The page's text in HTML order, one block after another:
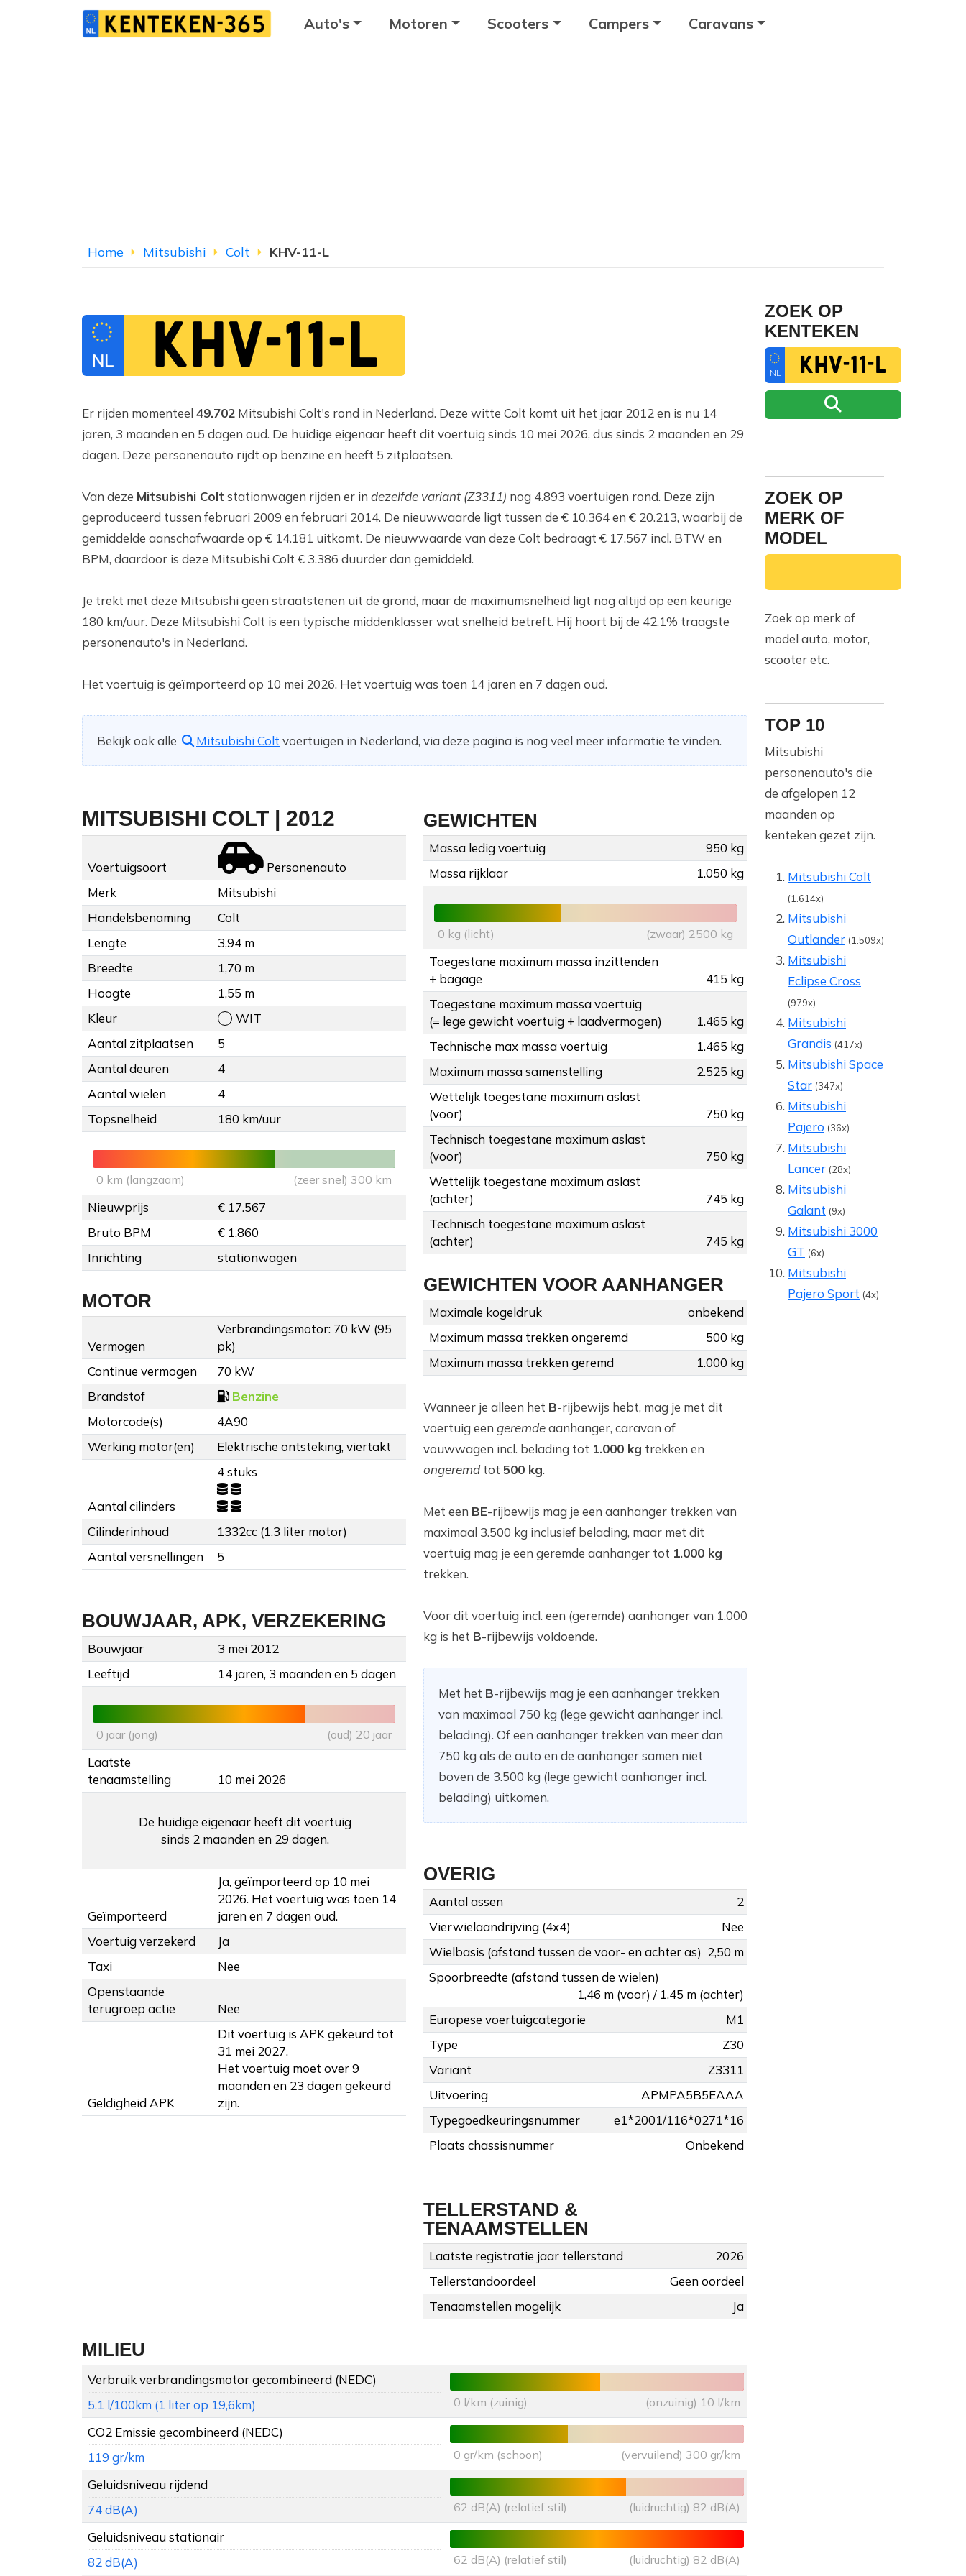
Auto's Motoren Scooters Campers Caravans
Home Mitsubishi Colt KHV-11-L
KHV-11-L
Er rijden momenteel 49.702 Mitsubishi Colt's rond in Nederland. Deze witte Colt komt uit het jaar 2012 en is nu 14
jaren, 3 maanden en 5 dagen oud. De huidige eigenaar heeft dit voertuig sinds 10 mei 2026, dus sinds 2 maanden en 29
dagen. Deze personenauto rijdt op benzine en heeft 5 zitplaatsen.
Van deze Mitsubishi Colt stationwagen rijden er in dezelfde variant (Z3311) nog 4.893 voertuigen rond. Deze zijn
geproduceerd tussen februari 2009 en februari 2014. De nieuwwaarde ligt tussen de € 10.364 en € 20.213, waarbij de
gemiddelde aanschafwaarde op € 14.181 uitkomt. De nieuwwaarde van deze Colt bedraagt € 17.567 incl. BTW en
BPM, daardoor is deze Mitsubishi Colt € 3.386 duurder dan gemiddeld.
Je trekt met deze Mitsubishi geen straatstenen uit de grond, maar de maximumsnelheid ligt nog altijd op een keurige
180 km/uur. Deze Mitsubishi Colt is een typische middenklasser wat snelheid betreft. Hij hoort bij de 42.1% traagste
personenauto's in Nederland.
Het voertuig is geïmporteerd op 10 mei 2026. Het voertuig was toen 14 jaren en 7 dagen oud.
Bekijk ook alle Mitsubishi Colt voertuigen in Nederland, via deze pagina is nog veel meer informatie te vinden.
MITSUBISHI COLT | 2012
Voertuigsoort
Personenauto
Merk
Mitsubishi
Handelsbenaming
Colt
Lengte
3,94 m
Breedte
1,70 m
Hoogte
1,55 m
Kleur
WIT
Aantal zitplaatsen
5
Aantal deuren
4
Aantal wielen
4
Topsnelheid
180 km/uur
0 km (langzaam) (zeer snel) 300 km
Nieuwprijs
€ 17.567
Bruto BPM
€ 1.860
Inrichting
stationwagen
MOTOR
Vermogen
Verbrandingsmotor: 70 kW (95
pk)
Continue vermogen
70 kW
Brandstof
Benzine
Motorcode(s)
4A90
Werking motor(en)
Elektrische ontsteking, viertakt
Aantal cilinders
4 stuks
Cilinderinhoud
1332cc (1,3 liter motor)
Aantal versnellingen
5
BOUWJAAR, APK, VERZEKERING
Bouwjaar
3 mei 2012
Leeftijd
14 jaren, 3 maanden en 5 dagen
0 jaar (jong) (oud) 20 jaar
Laatste
tenaamstelling
10 mei 2026
De huidige eigenaar heeft dit voertuig
sinds 2 maanden en 29 dagen.
Geïmporteerd
Ja, geïmporteerd op 10 mei
2026. Het voertuig was toen 14
jaren en 7 dagen oud.
Voertuig verzekerd
Ja
Taxi
Nee
Openstaande
terugroep actie
Nee
Geldigheid APK
Dit voertuig is APK gekeurd tot
31 mei 2027.
Het voertuig moet over 9
maanden en 23 dagen gekeurd
zijn.
GEWICHTEN
Massa ledig voertuig
950 kg
Massa rijklaar
1.050 kg
0 kg (licht) (zwaar) 2500 kg
Toegestane maximum massa inzittenden
+ bagage
415 kg
Toegestane maximum massa voertuig
(= lege gewicht voertuig + laadvermogen)
1.465 kg
Technische max massa voertuig
1.465 kg
Maximum massa samenstelling
2.525 kg
Wettelijk toegestane maximum aslast
(voor)
750 kg
Technisch toegestane maximum aslast
(voor)
750 kg
Wettelijk toegestane maximum aslast
(achter)
745 kg
Technisch toegestane maximum aslast
(achter)
745 kg
GEWICHTEN VOOR AANHANGER
Maximale kogeldruk
onbekend
Maximum massa trekken ongeremd
500 kg
Maximum massa trekken geremd
1.000 kg
Wanneer je alleen het B-rijbewijs hebt, mag je met dit
voertuig een geremdeaanhanger, caravan of
vouwwagen incl. belading tot 1.000 kg trekken en
ongeremd tot 500 kg.
Met een BE-rijbewijs mag je een aanhanger trekken van
maximaal 3.500 kg inclusief belading, maar met dit
voertuig mag je een geremde aanhanger tot 1.000 kg
trekken.
Voor dit voertuig incl. een (geremde) aanhanger van 1.000
kg is het B-rijbewijs voldoende.
Met het B-rijbewijs mag je een aanhanger trekken
van maximaal 750 kg (lege gewicht aanhanger incl.
belading). Of een aanhanger trekken van meer dan
750 kg als de auto en de aanhanger samen niet
boven de 3.500 kg (lege gewicht aanhanger incl.
belading) uitkomen.
OVERIG
Aantal assen
2
Vierwielaandrijving (4x4)
Nee
Wielbasis (afstand tussen de voor- en achter as) 2,50 m
Spoorbreedte (afstand tussen de wielen)
1,46 m (voor) / 1,45 m (achter)
Europese voertuigcategorie
M1
Type
Z30
Variant
Z3311
Uitvoering
APMPA5B5EAAA
Typegoedkeuringsnummer
e1*2001/116*0271*16
Plaats chassisnummer
Onbekend
TELLERSTAND &
TENAAMSTELLEN
Laatste registratie jaar tellerstand
2026
Tellerstandoordeel
Geen oordeel
Tenaamstellen mogelijk
Ja
MILIEU
Verbruik verbrandingsmotor gecombineerd (NEDC)
5.1 l/100km (1 liter op 19,6km)
0 l/km (zuinig) (onzuinig) 10 l/km
CO2 Emissie gecombineerd (NEDC)
119 gr/km
0 gr/km (schoon) (vervuilend) 300 gr/km
Geluidsniveau rijdend
74 dB(A)
62 dB(A) (relatief stil) (luidruchtig) 82 dB(A)
Geluidsniveau stationair
82 dB(A)
62 dB(A) (relatief stil) (luidruchtig) 82 dB(A)
ZOEK OP
KENTEKEN
NL
ZOEK OP
MERK OF
MODEL
Zoek op merk of
model auto, motor,
scooter etc.
TOP 10
Mitsubishi
personenauto's die
de afgelopen 12
maanden op
kenteken gezet zijn.
Mitsubishi Colt
(1.614x)
Mitsubishi
Outlander (1.509x)
Mitsubishi
Eclipse Cross
(979x)
Mitsubishi
Grandis (417x)
Mitsubishi Space
Star (347x)
Mitsubishi
Pajero (36x)
Mitsubishi
Lancer (28x)
Mitsubishi
Galant (9x)
Mitsubishi 3000
GT (6x)
Mitsubishi
Pajero Sport (4x)